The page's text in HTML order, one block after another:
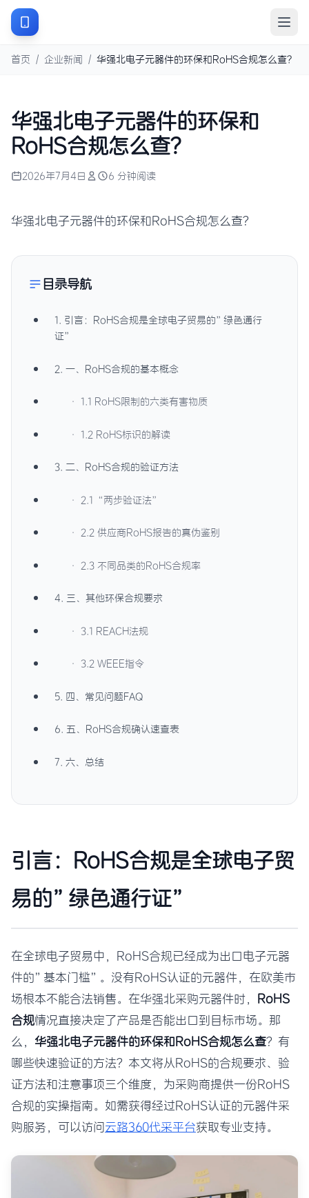
首页 / 企业新闻 / 华强北电子元器件的环保和RoHS合规怎么查？
华强北电子元器件的环保和
RoHS合规怎么查？
2026年7月4日 6 分钟阅读
华强北电子元器件的环保和RoHS合规怎么查？
目录导航
1. 引言：RoHS合规是全球电子贸易的”绿色通行
证”
2. 一、RoHS合规的基本概念
· 1.1 RoHS限制的六类有害物质
· 1.2 RoHS标识的解读
3. 二、RoHS合规的验证方法
· 2.1 “两步验证法”
· 2.2 供应商RoHS报告的真伪鉴别
· 2.3 不同品类的RoHS合规率
4. 三、其他环保合规要求
· 3.1 REACH法规
· 3.2 WEEE指令
5. 四、常见问题FAQ
6. 五、RoHS合规确认速查表
7. 六、总结
引言：RoHS合规是全球电子贸
易的”绿色通行证”
在全球电子贸易中，RoHS合规已经成为出口电子元器
件的”基本门槛”。没有RoHS认证的元器件，在欧美市
场根本不能合法销售。在华强北采购元器件时， RoHS
合规情况直接决定了产品是否能出口到目标市场。那
么， 华强北电子元器件的环保和RoHS合规怎么查？有
哪些快速验证的方法？本文将从RoHS的合规要求、验
证方法和注意事项三个维度，为采购商提供一份RoHS
合规的实操指南。如需获得经过RoHS认证的元器件采
购服务，可以访问云路360代采平台获取专业支持。